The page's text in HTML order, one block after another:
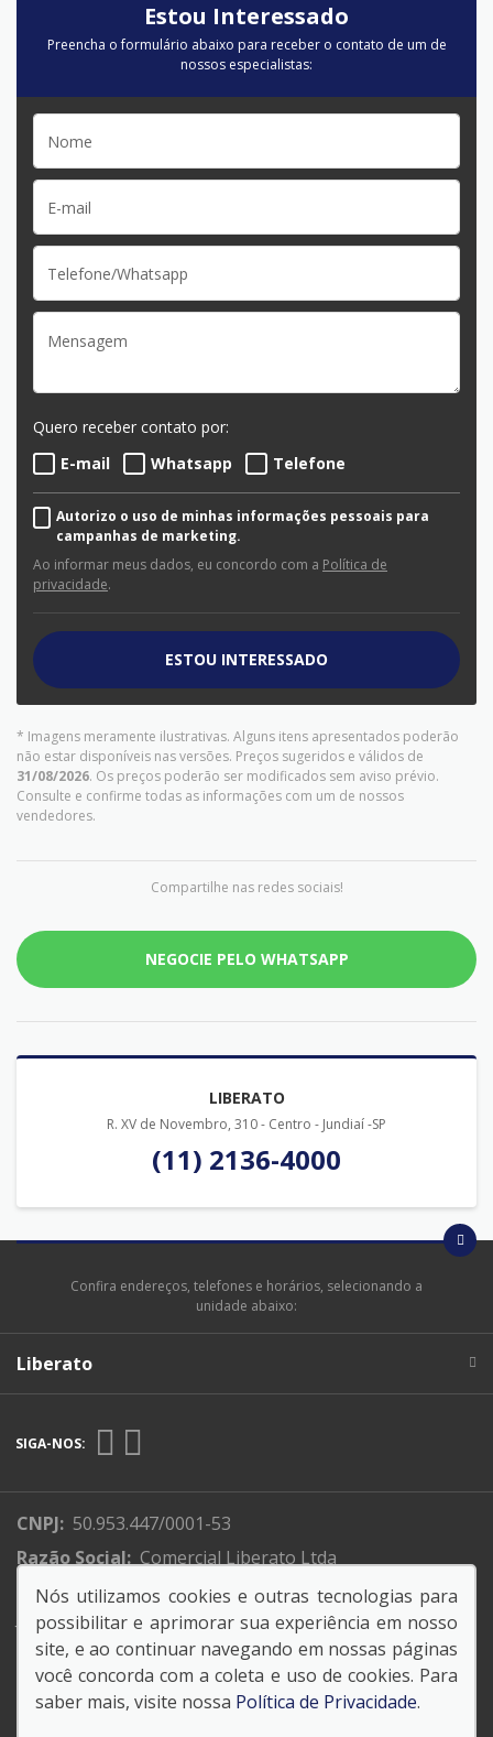
Estou Interessado
Preencha o formulário abaixo para receber o contato de um de
nossos especialistas:
Quero receber contato por:
E-mail
Whatsapp Telefone
Autorizo o uso de minhas informações pessoais para
campanhas de marketing.
Ao informar meus dados, eu concordo com a Política de
privacidade.
ESTOU INTERESSADO
* Imagens meramente ilustrativas. Alguns itens apresentados poderão
não estar disponíveis nas versões. Preços sugeridos e válidos de
31/08/2026. Os preços poderão ser modificados sem aviso prévio.
Consulte e confirme todas as informações com um de nossos
vendedores.
Compartilhe nas redes sociais!
NEGOCIE PELO WHATSAPP
LIBERATO
R. XV de Novembro, 310 - Centro - Jundiaí -SP
(11) 2136-4000
Confira endereços, telefones e horários, selecionando a
unidade abaixo:
Liberato
SIGA-NOS:
CNPJ: 50.953.447/0001-53
Razão Social: Comercial Liberato Ltda
Endereço Matriz: R. XV de Novembro, 310 - Centro -
Jundiaí -SP
Nós utilizamos cookies e outras tecnologias para
possibilitar e aprimorar sua experiência em nosso
site, e ao continuar navegando em nossas páginas
você concorda com a coleta e uso de cookies. Para
saber mais, visite nossa Política de Privacidade.